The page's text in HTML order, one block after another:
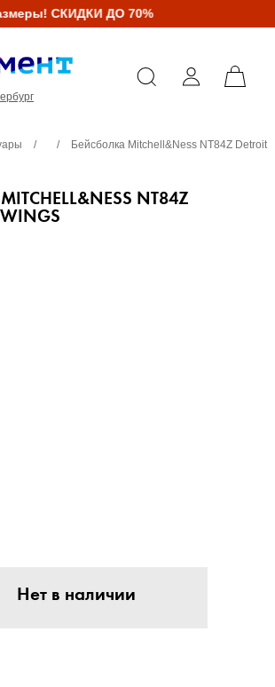
СКИДКИ ДО 70%
/ /
Бейсболка Mitchell&Ness NT84Z Detroit
NT84Z
WINGS
Нет в наличии